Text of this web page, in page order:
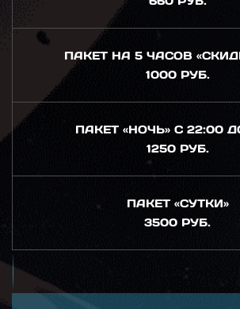
ПАКЕТ НА 5 ЧАСОВ
1000 РУБ.
ПАКЕТ «НОЧЬ» С 22:00
1250 РУБ.
ПАКЕТ «СУТКИ»
3500 РУБ.